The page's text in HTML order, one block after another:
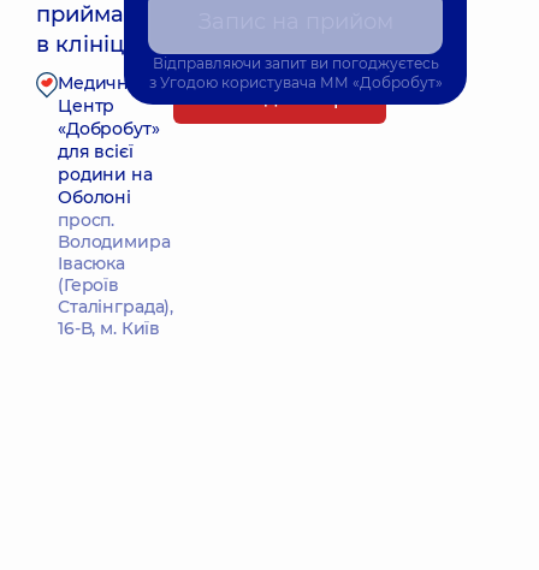
приймає
в клініці
Медичний
Центр
«Добробут»
для всієї
родини на
Оболоні
просп.
Володимира
Івасюка
(Героїв
Сталінграда),
16-В, м. Київ
Запис до лікаря
Відправляючи запит ви погоджуєтесь
з Угодою користувача ММ «Добробут»